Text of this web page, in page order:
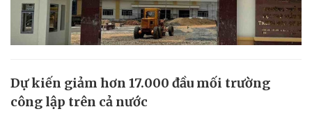
Dự kiến giảm hơn 17.000 đầu mối trường
công lập trên cả nước